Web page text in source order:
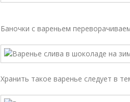
Баночки с вареньем
Хранить такое варенье следует в